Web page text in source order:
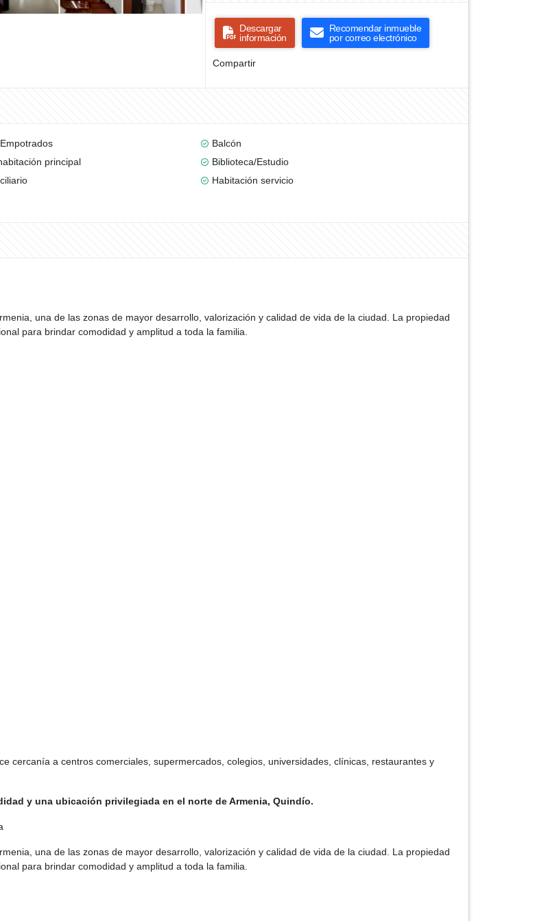
Descargar
información
Recomendar inmueble
por correo electrónico
Compartir
Balcón
principal
Biblioteca/Estudio
Habitación servicio
una de las zonas de mayor desarrollo, valorización y calidad de vida de la ciudad. La propiedad
para brindar comodidad y amplitud a toda la familia.
cercanía a centros comerciales, supermercados, colegios, universidades, clínicas, restaurantes y
y una ubicación privilegiada en el norte de Armenia, Quindío.
una de las zonas de mayor desarrollo, valorización y calidad de vida de la ciudad. La propiedad
para brindar comodidad y amplitud a toda la familia.